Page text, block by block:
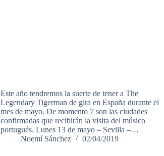
Este año tendremos la suerte de tener a The
Legendary Tigerman de gira en España durante el
mes de mayo. De momento 7 son las ciudades
confirmadas que recibirán la visita del músico
portugués. Lunes 13 de mayo – Sevilla –…
Noemí Sánchez
02/04/2019